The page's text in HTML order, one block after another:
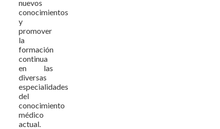
nuevos
conocimientos
y
promover
la
formación
continua
en las
diversas
especialidades
del
conocimiento
médico
actual.